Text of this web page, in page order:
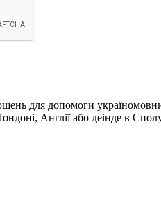
для допомоги
Англії або деінде в